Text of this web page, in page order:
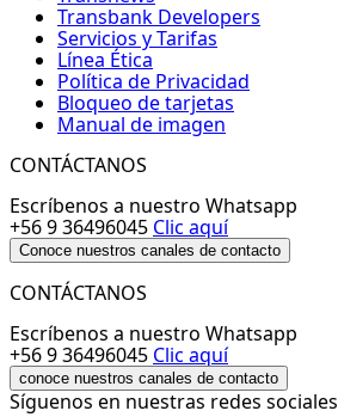
Transbank Developers
Servicios y Tarifas
Línea Ética
Política de Privacidad
Bloqueo de tarjetas
Manual de imagen
CONTÁCTANOS
Escríbenos a nuestro Whatsapp
+56 9 36496045 Clic aquí
Conoce nuestros canales de contacto
CONTÁCTANOS
Escríbenos a nuestro Whatsapp
+56 9 36496045 Clic aquí
conoce nuestros canales de contacto
Síguenos en nuestras redes sociales